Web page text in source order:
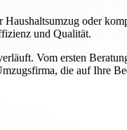
oder
und Qualität.
Vom ersten
die auf Ihre